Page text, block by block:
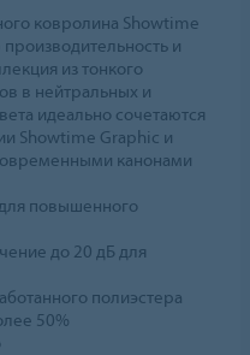
ковролина Showtime
и
из тонкого
в нейтральных и
идеально сочетаются
Showtime Graphic и
канонами
повышенного
до 20 дБ для
полиэстера
50%